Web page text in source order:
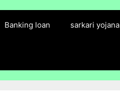
Banking loan sarkari yojana